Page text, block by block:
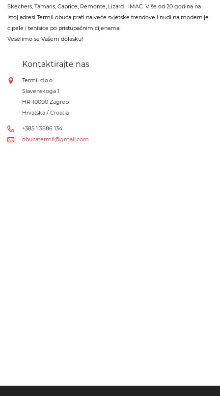
Skechers, Tamaris, Caprice, Remonte, Lizard i IMAC. Više od 20 godina na
istoj adresi Termil obuća prati najveće svjetske trendove i nudi najmodernije
cipele i tenisice po pristupačnim cijenama.
Veselimo se Vašem dolasku!
Kontaktirajte nas
Termil d.o.o.
Slavenskoga 1
HR-10000 Zagreb
Hrvatska / Croatia
+385 1 3886 134
obucatermil@gmail.com